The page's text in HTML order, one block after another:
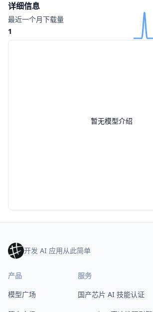
暂无模型介绍
详细信息
最近一个月下载量
1
开发 AI 应用从此简单
产品
模型广场
服务
国产芯片 AI 技能认证